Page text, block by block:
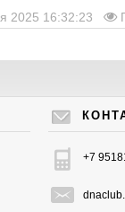
2025 16:32:23
+7